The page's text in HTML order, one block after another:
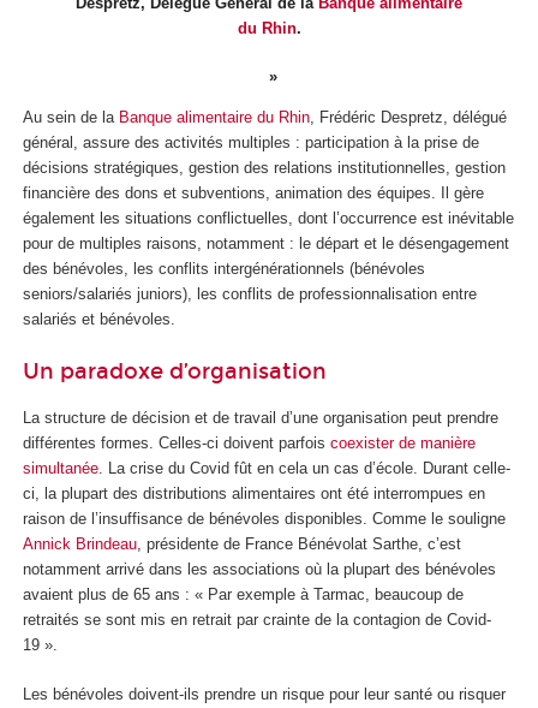
du Rhin.
Au sein de la Banque alimentaire du Rhin, Frédéric Despretz, délégué
général, assure des activités multiples : participation à la prise de
décisions stratégiques, gestion des relations institutionnelles, gestion
financière des dons et subventions, animation des équipes. Il gère
également les situations conflictuelles, dont l’occurrence est inévitable
pour de multiples raisons, notamment : le départ et le désengagement
des bénévoles, les conflits intergénérationnels (bénévoles
seniors/salariés juniors), les conflits de professionnalisation entre
salariés et bénévoles.
Un paradoxe d’organisation
La structure de décision et de travail d’une organisation peut prendre
différentes formes. Celles-ci doivent parfois coexister de manière
simultanée. La crise du Covid fût en cela un cas d’école. Durant celle-
ci, la plupart des distributions alimentaires ont été interrompues en
raison de l’insuffisance de bénévoles disponibles. Comme le souligne
Annick Brindeau, présidente de France Bénévolat Sarthe, c’est
notamment arrivé dans les associations où la plupart des bénévoles
avaient plus de 65 ans : « Par exemple à Tarmac, beaucoup de
retraités se sont mis en retrait par crainte de la contagion de Covid-
19 ».
Les bénévoles doivent-ils prendre un risque pour leur santé ou risquer